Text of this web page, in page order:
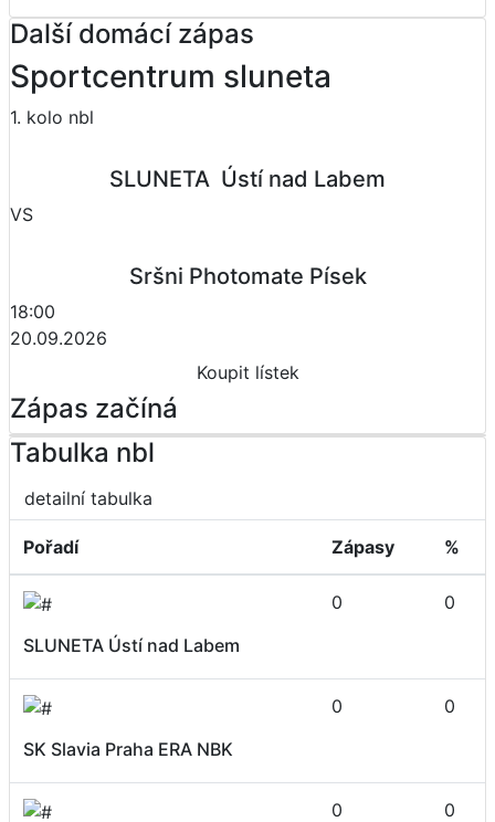
Další domácí zápas
Sportcentrum sluneta
1. kolo nbl
SLUNETA  Ústí nad Labem
VS
Sršni Photomate Písek
18:00
20.09.2026
Koupit lístek
Zápas začíná
Tabulka nbl
detailní tabulka
Pořadí Zápasy %
SLUNETA Ústí nad Labem
0 0
SK Slavia Praha ERA NBK
0 0
0 0